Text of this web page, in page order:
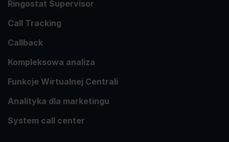
Ringostat Supervisor
Call Tracking
Callback
Kompleksowa analiza
Funkcje Wirtualnej Centrali
Analityka dla marketingu
System call center